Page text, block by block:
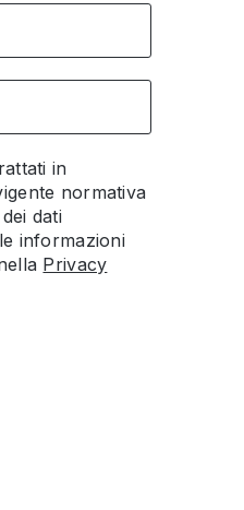
in
normativa
dati
informazioni
Privacy